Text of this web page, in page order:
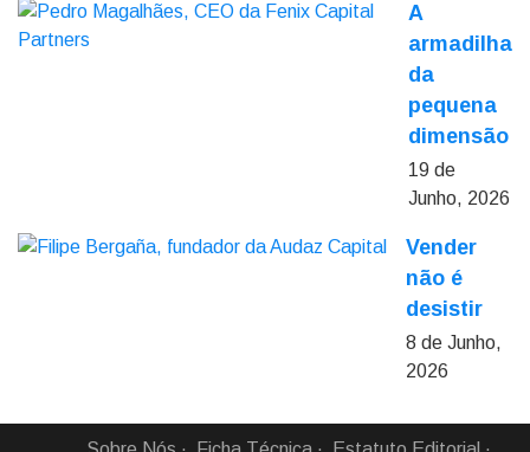
A
armadilha
da
pequena
dimensão
19 de
Junho, 2026
Vender
não é
desistir
8 de Junho,
2026